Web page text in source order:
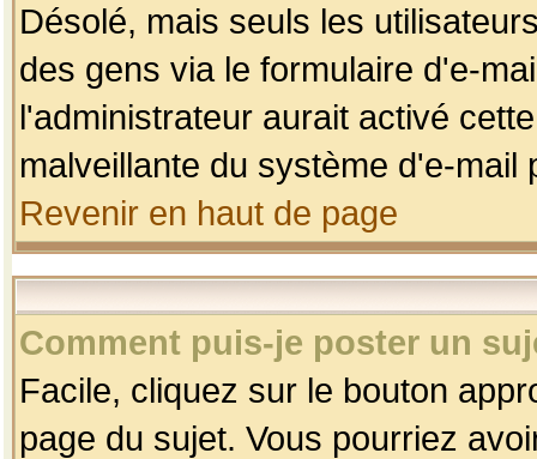
Désolé, mais seuls les
des gens via le formulaire d'e-
l'administrateur aurait activé
malveillante du système d'e-
Revenir en haut de page
Comment puis-je poster un
Facile, cliquez sur le bouton
page du sujet. Vous pourriez